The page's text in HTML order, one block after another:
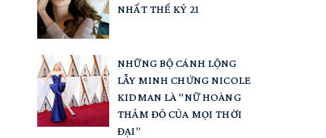
NHẤT THẾ KỶ 21
NHỮNG BỘ CÁNH LỘNG
LẪY MINH CHỨNG NICOLE
KIDMAN LÀ "NỮ HOÀNG
THẢM ĐỎ CỦA MỌI THỜI
ĐẠI”